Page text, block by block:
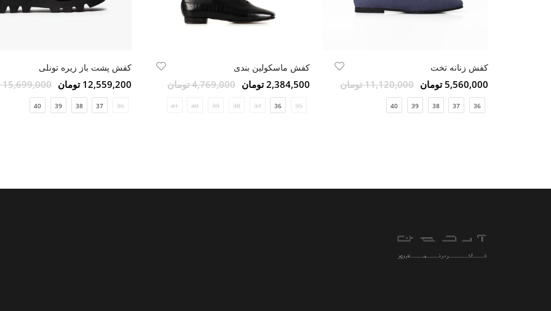
کفش زنانه تخت
5,560,000 تومان 11,120,000 تومان
36
37
38
39
40
کفش ماسکولین بندی
2,384,500 تومان 4,769,000 تومان
35
36
37
38
39
40
41
کفش پشت باز زیره تونلی
12,559,200 تومان 15,699,000 تومان
36
37
38
39
40